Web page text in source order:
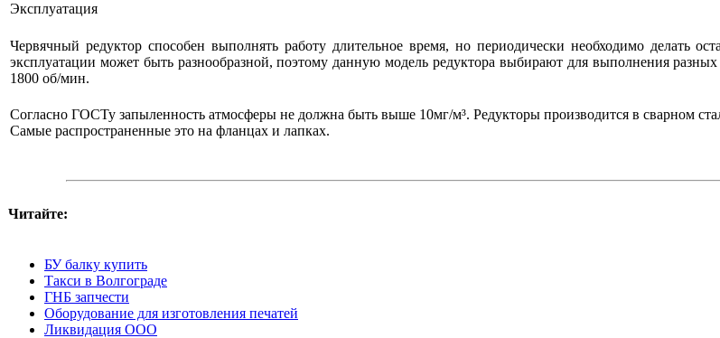
Эксплуатация
Червячный редуктор способен выполнять работу длительное время, но периодически необходимо делать
эксплуатации может быть разнообразной, поэтому данную модель редуктора выбирают для выполнения
1800 об/мин.
Согласно ГОСТу запыленность атмосферы не должна быть выше 10мг/м³. Редукторы производится в сварном
Самые распространенные это на фланцах и лапках.
Читайте:
БУ балку купить
Такси в Волгограде
ГНБ запчести
Оборудование для изготовления печатей
Ликвидация ООО